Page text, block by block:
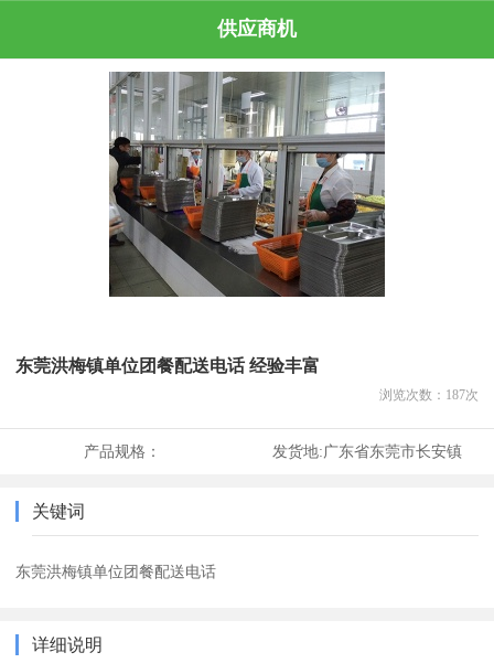
供应商机
东莞洪梅镇单位团餐配送电话 经验丰富
浏览次数： 187次
产品规格： 发货地:广东省东莞市长安镇
关键词
东莞洪梅镇单位团餐配送电话
详细说明